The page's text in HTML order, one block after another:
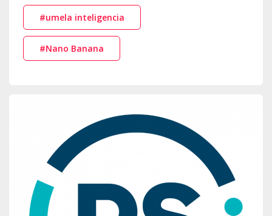
#umela inteligencia
#Nano Banana